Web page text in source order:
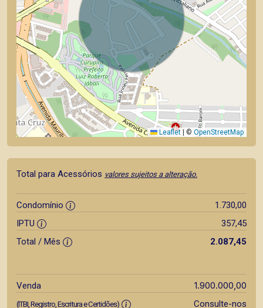
Leaflet © OpenStreetMap
Total para Acessórios valores sujeitos a alteração.
Condomínio
1.730,00
IPTU
357,45
Total / Mês
2.087,45
Venda 1.900.000,00
(ITBI, Registro, Escritura e Certidões)
Consulte-nos